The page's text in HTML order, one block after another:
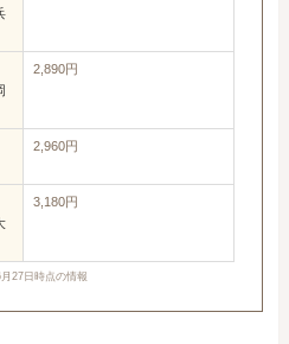
2,890円
2,960円
3,180円
27日時点の情報